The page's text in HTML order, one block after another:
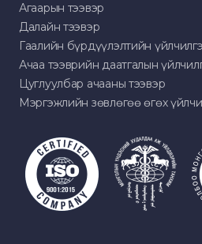
Агаарын тээвэр
Далайн тээвэр
Гаалийн бүрдүүлэлтийн
Ачаа тээврийн даатгалын
Цуглуулбар ачааны тээвэр
Мэргэжлийн зөвлөгөө өгөх